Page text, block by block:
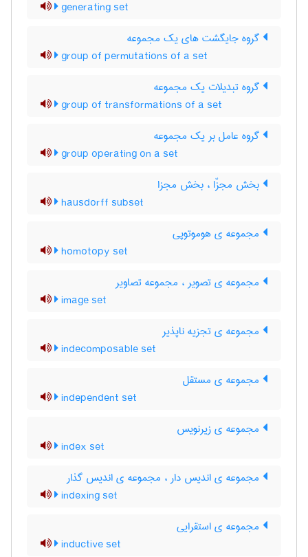
generating set
گروه جایگشت های یک مجموعه
group of permutations of a set
گروه تبدیلات یک مجموعه
group of transformations of a set
گروه عامل بر یک مجموعه
group operating on a set
بخش مجزّا ، بخش مجزا
hausdorff subset
مجموعه ی هوموتوپی
homotopy set
مجموعه ی تصویر ، مجموعه تصاویر
image set
مجموعه ی تجزیه ناپذیر
indecomposable set
مجموعه ی مستقل
independent set
مجموعه ی زیرنویس
index set
مجموعه ی اندیس دار ، مجموعه ی اندیس گذار
indexing set
مجموعه ی استقرایی
inductive set